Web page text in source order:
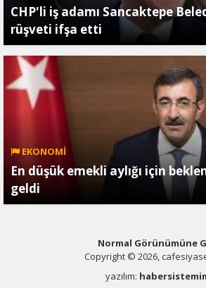
CHP'li iş adamı Sancaktepe
rüşveti ifşa etti
EKONOMİ
En düşük emekli aylığı için
geldi
Normal Görünümüne
Copyright © 2026,
yazılım: